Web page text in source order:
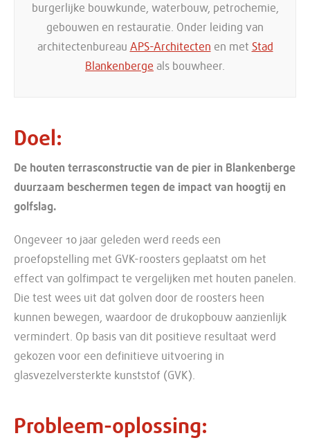
burgerlijke bouwkunde, waterbouw, petrochemie,
gebouwen en restauratie. Onder leiding van
architectenbureau APS-Architecten en met Stad
Blankenberge als bouwheer.
Doel
De houten terrasconstructie van de pier in Blankenberge
duurzaam beschermen tegen de impact van hoogtij en
golfslag.
Ongeveer 10 jaar geleden werd reeds een
proefopstelling met GVK-roosters geplaatst om het
effect van golfimpact te vergelijken met houten panelen.
Die test wees uit dat golven door de roosters heen
kunnen bewegen, waardoor de drukopbouw aanzienlijk
vermindert. Op basis van dit positieve resultaat werd
gekozen voor een definitieve uitvoering in
glasvezelversterkte kunststof (GVK).
Probleem-oplossing